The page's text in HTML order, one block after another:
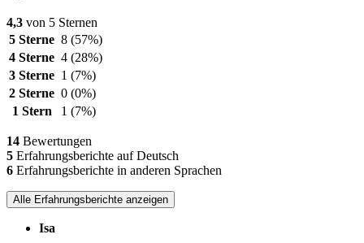
4,3 von 5 Sternen
5 Sterne 8 (57%)
4 Sterne 4 (28%)
3 Sterne 1 (7%)
2 Sterne 0 (0%)
1 Stern
1 (7%)
14 Bewertungen
5 Erfahrungsberichte auf Deutsch
6 Erfahrungsberichte in anderen Sprachen
Alle Erfahrungsberichte anzeigen
Isa